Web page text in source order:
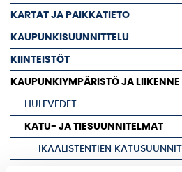
KARTAT JA PAIKKATIETO
KAUPUNKISUUNNITTELU
KIINTEISTÖT
KAUPUNKIYMPÄRISTÖ JA LIIKENNE
HULEVEDET
KATU- JA TIESUUNNITELMAT
IKAALISTENTIEN